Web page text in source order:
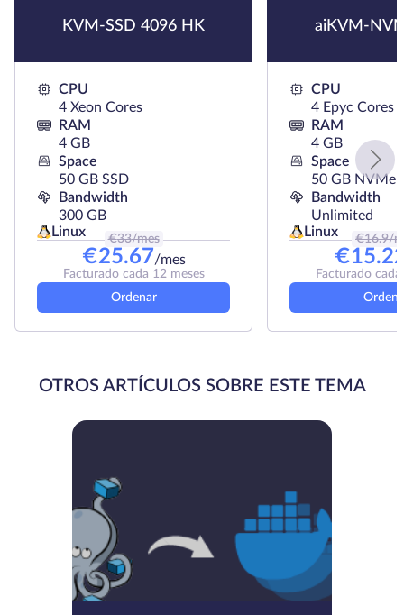
KVM-SSD 4096 HK
CPU
4 Xeon Cores
RAM
4 GB
Space
50 GB SSD
Bandwidth
300 GB
Linux
€33/mes
€25.67/mes
Facturado cada 12 meses
Ordenar
aiKVM-
CPU
4 Epyc Cores
RAM
4 GB
Space
50 GB NVMe
Bandwidth
Unlimited
Linux
€16.9/
€
Facturado
OTROS ARTÍCULOS SOBRE ESTE TEMA